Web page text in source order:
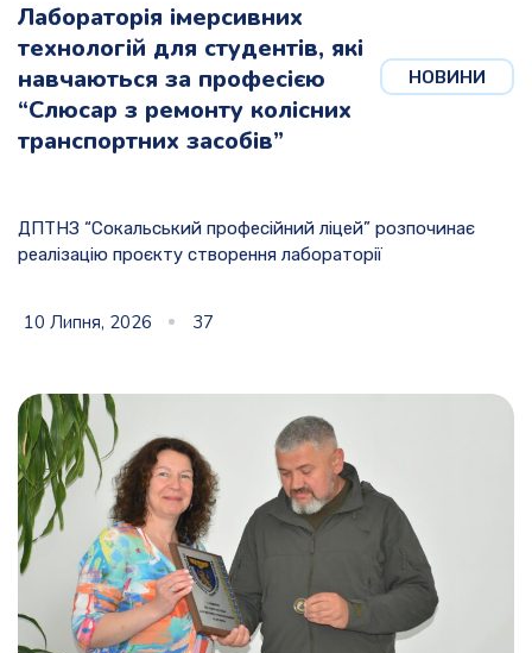
НОВИНИ
Лабораторія імерсивних
технологій для студентів, які
навчаються за професією
“Слюсар з ремонту колісних
транспортних засобів”
ДПТНЗ “Сокальський професійний ліцей” розпочинає
реалізацію проєкту створення лабораторії
10 Липня, 2026 37